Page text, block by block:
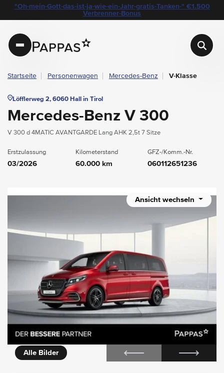
Navigation überspringen
Zum Hauptcontent
Zur Hauptnavigation springen
layout.table-of-content
Technische Daten
Fahrzeugausstattung
Leasing
Beispielangebot
Standort & Ansprechpartner
Das könnte Sie auch interessieren
Angebote & Aktionen bei Pappas
"Oh-mein-Gott-das-ist-ja-wie-ein-Jahr-gratis-Tanken-" €1.500
Verbrenner-Bonus
Pappas
Startseite Personenwagen Mercedes-Benz V-Klasse
Löfflerweg 2, 6060 Hall in Tirol
Mercedes-Benz V 300
V 300 d 4MATIC AVANTGARDE Lang AHK 2,5t 7 Sitze
Erstzulassung
03/2026
Kilometerstand
60.000 km
GFZ-/Komm.-Nr.
060112651236
Ansicht wechseln
Alle Bilder